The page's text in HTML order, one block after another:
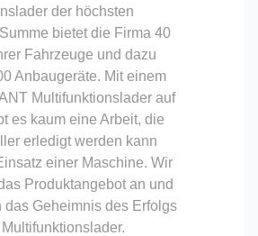
der höchsten
bietet die Firma 40
Fahrzeuge und dazu
Anbaugeräte. Mit einem
Multifunktionslader auf
es kaum eine Arbeit, die
erledigt werden kann
einer Maschine. Wir
Produktangebot an und
das Geheimnis des Erfolgs